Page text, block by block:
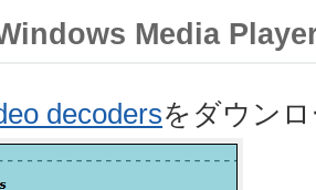
Media
decodersをダウン